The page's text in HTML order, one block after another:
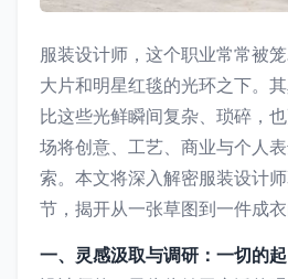
服装设计师，这个职业常常被
大片和明星红毯的光环之下。
比这些光鲜瞬间复杂、琐碎，
场将创意、工艺、商业与个人
索。本文将深入解密服装设计
节，揭开从一张草图到一件成衣
一、灵感汲取与调研：一切的